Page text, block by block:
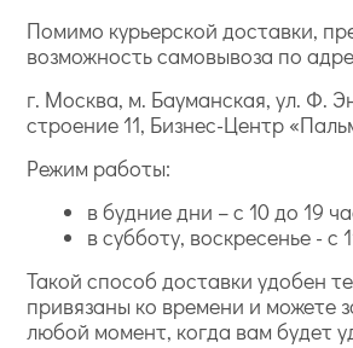
Помимо курьерской доставки,
возможность самовывоза по
г. Москва, м. Бауманская, ул. Ф.
строение 11, Бизнес-Центр
Режим работы:
в будние дни – с 10 до 19
в субботу, воскресенье - с
Такой способ доставки удобен
привязаны ко времени и можете
любой момент, когда вам будет